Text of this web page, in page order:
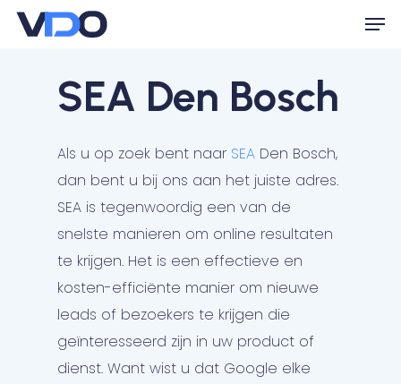
Skip
SEA Den Bosch
Als u op zoek bent naar SEA Den Bosch,
dan bent u bij ons aan het juiste adres.
SEA is tegenwoordig een van de
snelste manieren om online resultaten
te krijgen. Het is een effectieve en
kosten-efficiënte manier om nieuwe
leads of bezoekers te krijgen die
geïnteresseerd zijn in uw product of
dienst. Want wist u dat Google elke